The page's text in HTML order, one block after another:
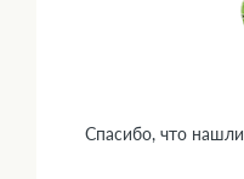
Спасибо, что